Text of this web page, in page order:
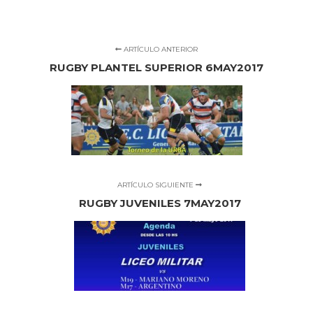
ARTÍCULO ANTERIOR
RUGBY PLANTEL SUPERIOR 6MAY2017
ARTÍCULO SIGUIENTE
RUGBY JUVENILES 7MAY2017